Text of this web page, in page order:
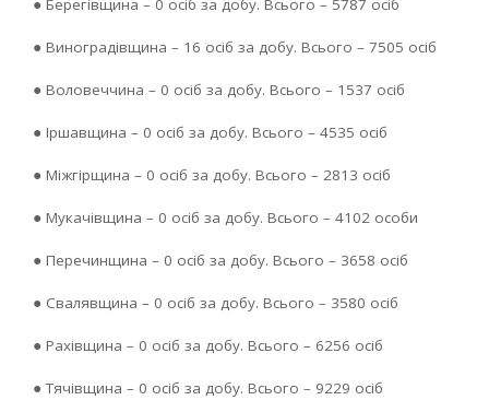
● Берегівщина – 0 осіб за добу. Всього – 5787 осіб
● Виноградівщина – 16 осіб за добу. Всього – 7505 осіб
● Воловеччина – 0 осіб за добу. Всього – 1537 осіб
● Іршавщина – 0 осіб за добу. Всього – 4535 осіб
● Міжгірщина – 0 осіб за добу. Всього – 2813 осіб
● Мукачівщина – 0 осіб за добу. Всього – 4102 особи
● Перечинщина – 0 осіб за добу. Всього – 3658 осіб
● Свалявщина – 0 осіб за добу. Всього – 3580 осіб
● Рахівщина – 0 осіб за добу. Всього – 6256 осіб
● Тячівщина – 0 осіб за добу. Всього – 9229 осіб